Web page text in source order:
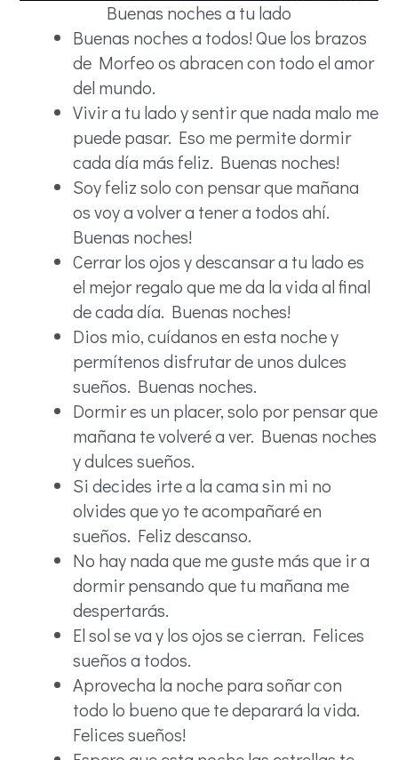
Buenas noches a tu lado
Buenas noches a todos! Que los brazos
de Morfeo os abracen con todo el amor
del mundo.
Vivir a tu lado y sentir que nada malo me
puede pasar. Eso me permite dormir
cada día más feliz. Buenas noches!
Soy feliz solo con pensar que mañana
os voy a volver a tener a todos ahí.
Buenas noches!
Cerrar los ojos y descansar a tu lado es
el mejor regalo que me da la vida al final
de cada día. Buenas noches!
Dios mio, cuídanos en esta noche y
permítenos disfrutar de unos dulces
sueños. Buenas noches.
Dormir es un placer, solo por pensar que
mañana te volveré a ver. Buenas noches
y dulces sueños.
Si decides irte a la cama sin mi no
olvides que yo te acompañaré en
sueños. Feliz descanso.
No hay nada que me guste más que ir a
dormir pensando que tu mañana me
despertarás.
El sol se va y los ojos se cierran. Felices
sueños a todos.
Aprovecha la noche para soñar con
todo lo bueno que te deparará la vida.
Felices sueños!